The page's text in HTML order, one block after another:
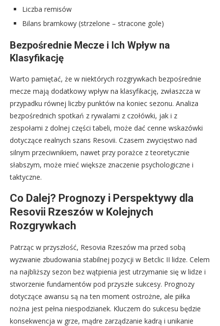
Liczba remisów
Bilans bramkowy (strzelone – stracone gole)
Bezpośrednie Mecze i Ich Wpływ na
Klasyfikację
Warto pamiętać, że w niektórych rozgrywkach bezpośrednie
mecze mają dodatkowy wpływ na klasyfikację, zwłaszcza w
przypadku równej liczby punktów na koniec sezonu. Analiza
bezpośrednich spotkań z rywalami z czołówki, jak i z
zespołami z dolnej części tabeli, może dać cenne wskazówki
dotyczące realnych szans Resovii. Czasem zwycięstwo nad
silnym przeciwnikiem, nawet przy porażce z teoretycznie
słabszym, może mieć większe znaczenie psychologiczne i
taktyczne.
Co Dalej? Prognozy i Perspektywy dla
Resovii Rzeszów w Kolejnych
Rozgrywkach
Patrząc w przyszłość, Resovia Rzeszów ma przed sobą
wyzwanie zbudowania stabilnej pozycji w Betclic II lidze. Celem
na najbliższy sezon bez wątpienia jest utrzymanie się w lidze i
stworzenie fundamentów pod przyszłe sukcesy. Prognozy
dotyczące awansu są na ten moment ostrożne, ale piłka
nożna jest pełna niespodzianek. Kluczem do sukcesu będzie
konsekwencja w grze, mądre zarządzanie kadrą i unikanie